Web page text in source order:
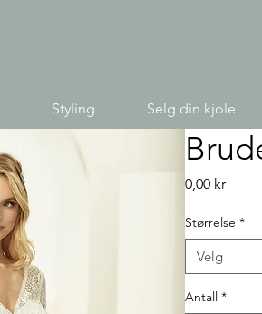
Styling Selg din kjole
0,00 krPris
Størrelse *
Velg
Antall *